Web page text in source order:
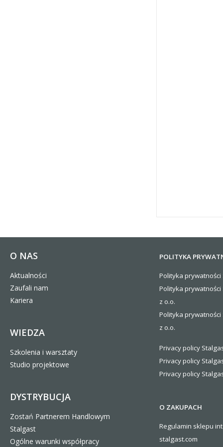
O NAS
Aktualności
Zaufali nam
Kariera
WIEDZA
Szkolenia i warsztaty
Studio projektowe
DYSTRYBUCJA
Zostań Partnerem Handlowym
Stalgast
Ogólne warunki współpracy
POLITYKA
Polityka prywatności
Polityka
z o.o.
Polityka
z o.o.
Privacy policy
Privacy policy
Privacy policy
O ZAKUPACH
Regulamin sklepu
stalgast.com